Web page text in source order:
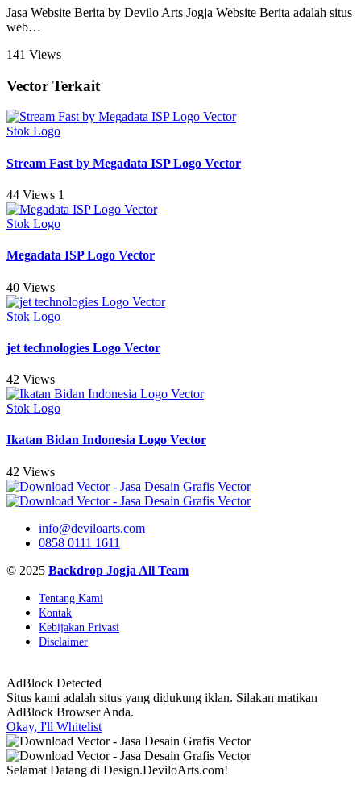
Jasa Website Berita by Devilo Arts Jogja Website Berita adalah situs
web…
141 Views
Vector Terkait
Stok Logo
Stream Fast by Megadata ISP Logo Vector
44 Views 1
Stok Logo
Megadata ISP Logo Vector
40 Views
Stok Logo
jet technologies Logo Vector
42 Views
Stok Logo
Ikatan Bidan Indonesia Logo Vector
42 Views
info@deviloarts.com
0858 0111 1611
© 2025 Backdrop Jogja All Team
Tentang Kami
Kontak
Kebijakan Privasi
Disclaimer
AdBlock Detected
Situs kami adalah situs yang didukung iklan. Silakan matikan
AdBlock Browser Anda.
Okay, I'll Whitelist
Selamat Datang di Design.DeviloArts.com!